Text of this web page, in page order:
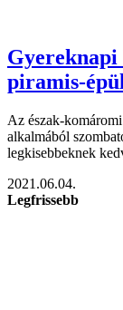
piramis-
Az észak-
alkalmából
legkisebbeknek
2021.06.04.
Legfrissebb